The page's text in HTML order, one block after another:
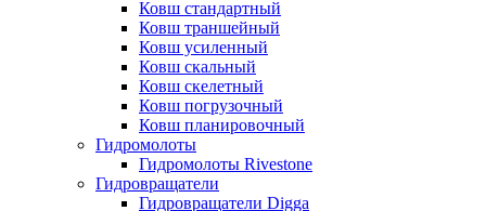
Ковш стандартный
Ковш траншейный
Ковш усиленный
Ковш скальный
Ковш скелетный
Ковш погрузочный
Ковш планировочный
Гидромолоты
Гидромолоты Rivestone
Гидровращатели
Гидровращатели Digga